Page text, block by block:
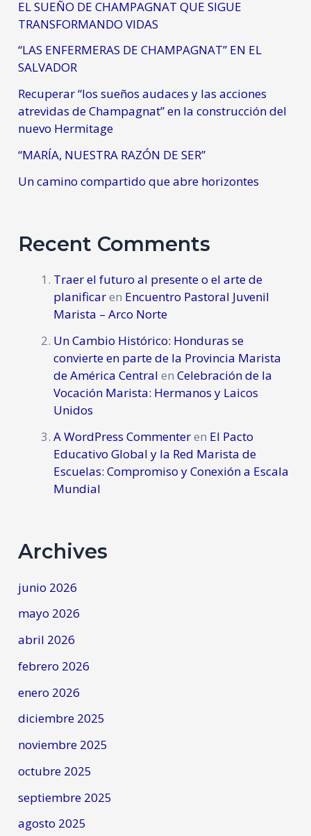
EL SUEÑO DE CHAMPAGNAT QUE SIGUE
TRANSFORMANDO VIDAS
“LAS ENFERMERAS DE CHAMPAGNAT” EN EL
SALVADOR
Recuperar “los sueños audaces y las acciones
atrevidas de Champagnat” en la construcción del
nuevo Hermitage
“MARÍA, NUESTRA RAZÓN DE SER”
Un camino compartido que abre horizontes
Recent Comments
Traer el futuro al presente o el arte de
planificaren Encuentro Pastoral Juvenil
Marista – Arco Norte
Un Cambio Histórico: Honduras se
convierte en parte de la Provincia Marista
de América Central enCelebración de la
Vocación Marista: Hermanos y Laicos
Unidos
A WordPress Commenteren El Pacto
Educativo Global y la Red Marista de
Escuelas: Compromiso y Conexión a Escala
Mundial
Archives
junio 2026
mayo 2026
abril 2026
febrero 2026
enero 2026
diciembre 2025
noviembre 2025
octubre 2025
septiembre 2025
agosto 2025